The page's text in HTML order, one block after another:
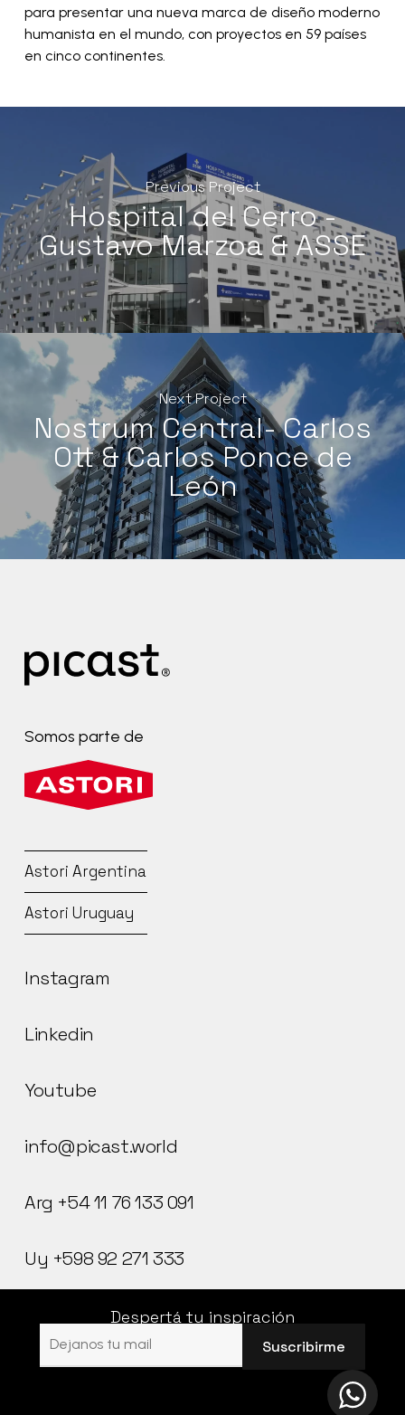
para presentar una nueva marca de diseño moderno
humanista en el mundo, con proyectos en 59 países
en cinco continentes.
Previous Project
Hospital del Cerro -
Gustavo Marzoa & ASSE
Next Project
Nostrum Central- Carlos
Ott & Carlos Ponce de
León
Somos parte de
Astori Argentina
Astori Uruguay
Instagram
Linkedin
Youtube
info@picast.world
Arg +54 11 76 133 091
Uy +598 92 271 333
Despertá tu inspiración